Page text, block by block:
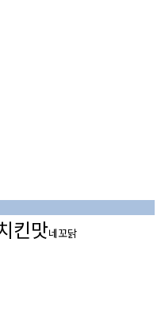
킨맛네꼬닭